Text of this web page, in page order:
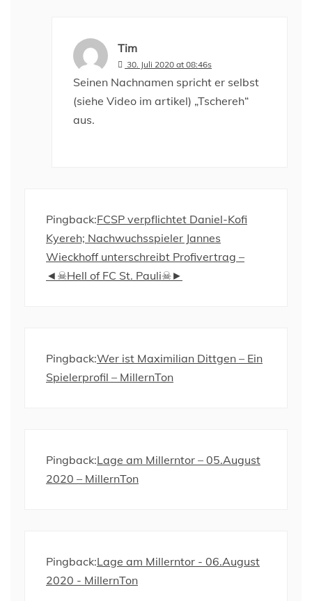
Tim
30. Juli 2020 at 08:46s
Seinen Nachnamen spricht er selbst
(siehe Video im artikel) „Tschereh“
aus.
Pingback:FCSP verpflichtet Daniel-Kofi
Kyereh; Nachwuchsspieler Jannes
Wieckhoff unterschreibt Profivertrag –
◄☠Hell of FC St. Pauli☠►
Pingback:Wer ist Maximilian Dittgen – Ein
Spielerprofil – MillernTon
Pingback:Lage am Millerntor – 05.August
2020 – MillernTon
Pingback:Lage am Millerntor - 06.August
2020 - MillernTon